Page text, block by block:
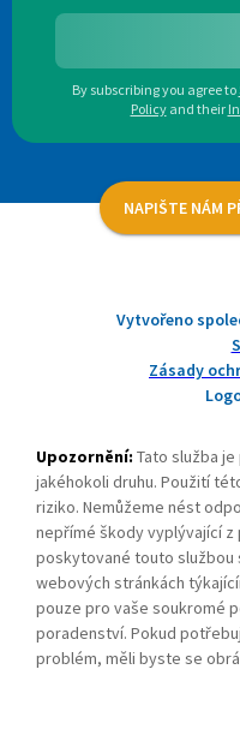
By subscribing you agree to
Policy and their
NAPIŠTE NÁM
Vytvořeno
Zásady
Upozornění: Tato služba
jakéhokoli druhu. Použití
riziko. Nemůžeme nést
nepřímé škody vyplývající
poskytované touto službou
webových stránkách
pouze pro vaše soukromé
poradenství. Pokud
problém, měli byste se